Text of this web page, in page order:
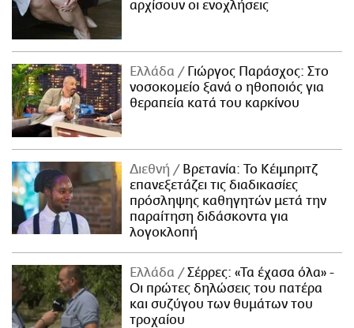
αρχίσουν οι ενοχλήσεις
Ελλάδα
Γιώργος Παράσχος: Στο
νοσοκομείο ξανά ο ηθοποιός για
θεραπεία κατά του καρκίνου
Διεθνή
Βρετανία: Το Κέιμπριτζ
επανεξετάζει τις διαδικασίες
πρόσληψης καθηγητών μετά την
παραίτηση διδάσκοντα για
λογοκλοπή
Ελλάδα
Σέρρες: «Τα έχασα όλα» -
Οι πρώτες δηλώσεις του πατέρα
και συζύγου των θυμάτων του
τροχαίου